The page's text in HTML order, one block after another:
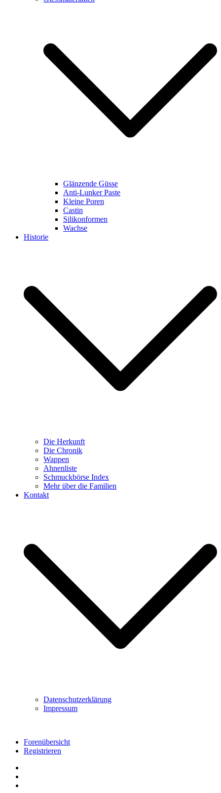
Glänzende Güsse
Anti-Lunker Paste
Kleine Poren
Castin
Silikonformen
Wachse
Historie
Die Herkunft
Die Chronik
Wappen
Ahnenliste
Schmuckbörse Index
Mehr über die Familien
Kontakt
Datenschutzerklärung
Impressum
Forenübersicht
Registrieren